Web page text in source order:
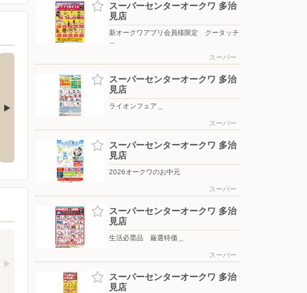
生活必需品 厳選特価＿ 月間ラッキーポイント＿
スーパーセンターオークワ 多治
見店
新オークワアプリ会員様限定 クータッチ
スーパー
スーパーセンターオークワ 多治
見店
ライオンフェア＿
スーパー
スーパーセンターオークワ 多治
見店
2026オークワのお中元
スーパー
スーパーセンターオークワ 多治
見店
生活必需品 厳選特価＿
スーパー
スーパーセンターオークワ 多治
見店